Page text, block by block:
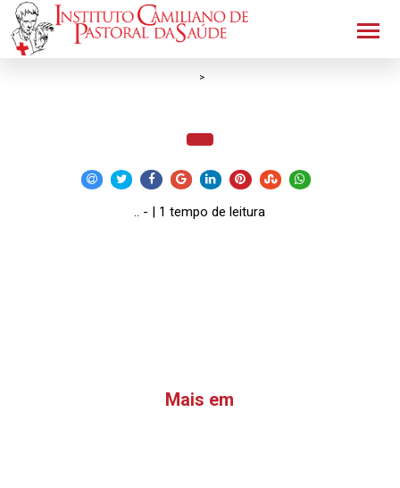
>
.. - | 1 tempo de leitura
Mais em